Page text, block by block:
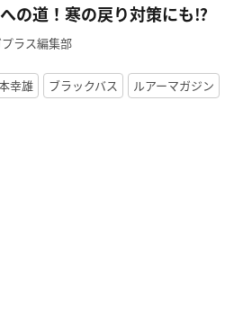
の道！寒の戻り対策にも⁉
ラス編集部
幸雄 ブラックバス ルアーマガジン